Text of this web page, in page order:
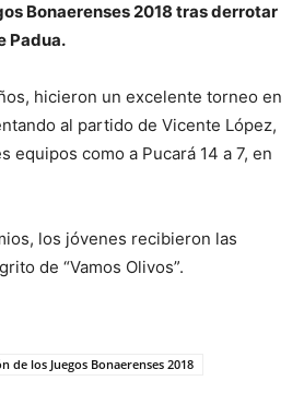
Bonaerenses 2018 tras derrotar
Padua.
hicieron un excelente torneo en
al partido de Vicente López,
equipos como a Pucará 14 a 7, en
los jóvenes recibieron las
de “Vamos Olivos”.
de los Juegos Bonaerenses 2018